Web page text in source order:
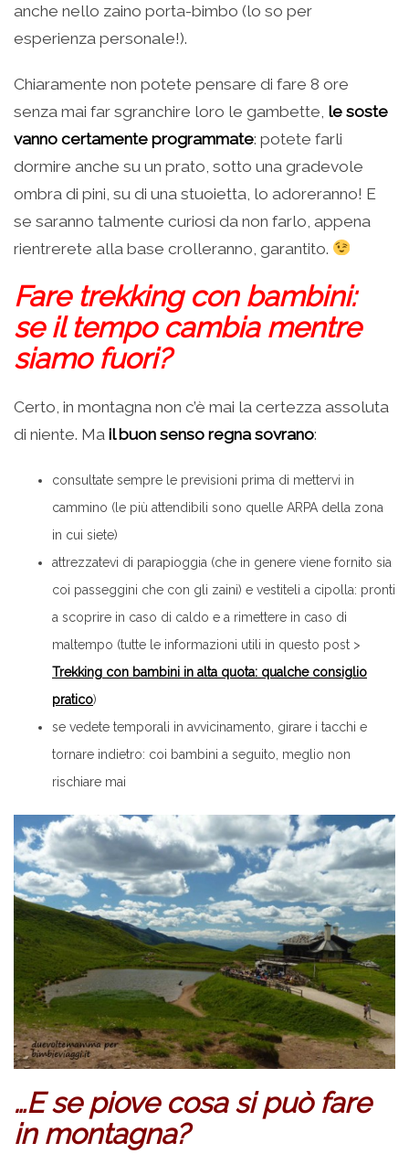
anche nello zaino porta-bimbo (lo so per
esperienza personale!).
Chiaramente non potete pensare di fare 8 ore
senza mai far sgranchire loro le gambette, le soste
vanno certamente programmate: potete farli
dormire anche su un prato, sotto una gradevole
ombra di pini, su di una stuoietta, lo adoreranno! E
se saranno talmente curiosi da non farlo, appena
rientrerete alla base crolleranno, garantito.
Fare trekking con bambini:
se il tempo cambia mentre
siamo fuori?
Certo, in montagna non c’è mai la certezza assoluta
di niente. Ma il buon senso regna sovrano:
consultate sempre le previsioni prima di mettervi in
cammino (le più attendibili sono quelle ARPA della zona
in cui siete)
attrezzatevi di parapioggia (che in genere viene fornito sia
coi passeggini che con gli zaini) e vestiteli a cipolla: pronti
a scoprire in caso di caldo e a rimettere in caso di
maltempo (tutte le informazioni utili in questo post >
Trekking con bambini in alta quota: qualche consiglio
pratico)
se vedete temporali in avvicinamento, girare i tacchi e
tornare indietro: coi bambini a seguito, meglio non
rischiare mai
…E se piove cosa si può fare
in montagna?